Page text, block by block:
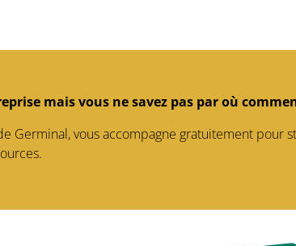
mais vous ne savez pas par où
Germinal, vous accompagne gratuitement pour